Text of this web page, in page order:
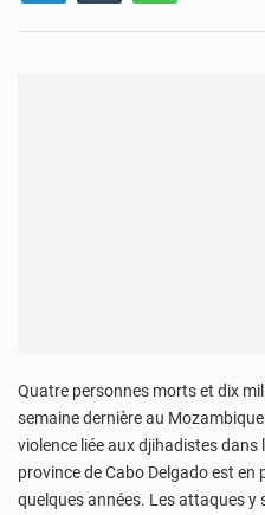
Quatre personnes morts et dix
semaine dernière au
violence liée aux djihadistes
province de Cabo Delgado est
quelques années. Les attaques y